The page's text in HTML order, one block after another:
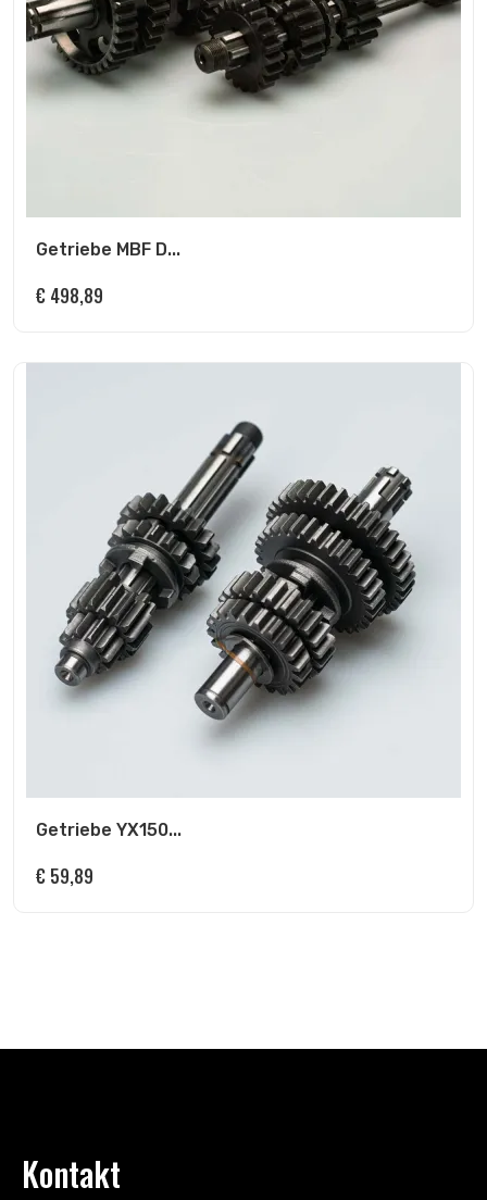
Getriebe MBF D...
€ 498,89
Getriebe YX150...
€ 59,89
Kontakt